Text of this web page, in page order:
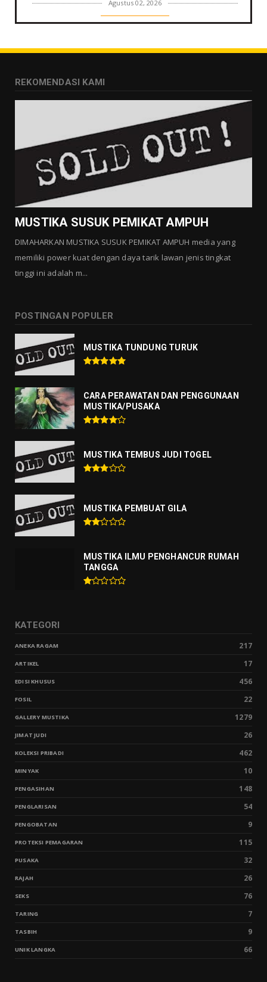
Agustus 02, 2026
GALLERY MUSTIKA
Agustus 01, 2026
MUSTIKA LANGGENG PERNIKAHAN
Agustus 01, 2026
GALLERY MUSTIKA
MUSTIKA KHODAM SURO
Agustus 01, 2026
GALLERY MUSTIKA
MUSTIKA MANTRA CINTA
REKOMENDASI KAMI
MUSTIKA SUSUK PEMIKAT AMPUH
DIMAHARKAN MUSTIKA SUSUK PEMIKAT AMPUH media yang
memiliki power kuat dengan daya tarik lawan jenis tingkat
tinggi ini adalah m...
POSTINGAN POPULER
MUSTIKA TUNDUNG TURUK
CARA PERAWATAN DAN PENGGUNAAN
MUSTIKA/PUSAKA
MUSTIKA TEMBUS JUDI TOGEL
MUSTIKA PEMBUAT GILA
MUSTIKA ILMU PENGHANCUR RUMAH
TANGGA
KATEGORI
ANEKA RAGAM 217
ARTIKEL 17
EDISI KHUSUS 456
FOSIL 22
GALLERY MUSTIKA 1279
JIMAT JUDI 26
KOLEKSI PRIBADI 462
MINYAK 10
PENGASIHAN 148
PENGLARISAN 54
PENGOBATAN 9
PROTEKSI PEMAGARAN 115
PUSAKA 32
RAJAH 26
SEKS 76
TARING 7
TASBIH 9
UNIK LANGKA 66